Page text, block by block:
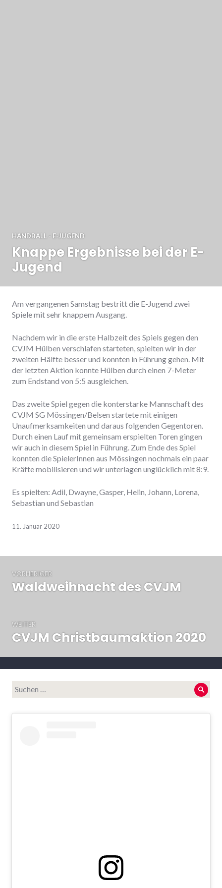
HANDBALL - E-JUGEND
Knappe Ergebnisse bei der E-
Jugend
Am vergangenen Samstag bestritt die E-Jugend zwei
Spiele mit sehr knappem Ausgang.
Nachdem wir in die erste Halbzeit des Spiels gegen den
CVJM Hülben verschlafen starteten, spielten wir in der
zweiten Hälfte besser und konnten in Führung gehen. Mit
der letzten Aktion konnte Hülben durch einen 7-Meter
zum Endstand von 5:5 ausgleichen.
Das zweite Spiel gegen die konterstarke Mannschaft des
CVJM SG Mössingen/Belsen startete mit einigen
Unaufmerksamkeiten und daraus folgenden Gegentoren.
Durch einen Lauf mit gemeinsam erspielten Toren gingen
wir auch in diesem Spiel in Führung. Zum Ende des Spiel
konnten die SpielerInnen aus Mössingen nochmals ein paar
Kräfte mobilisieren und wir unterlagen unglücklich mit 8:9.
Es spielten: Adil, Dwayne, Gasper, Helin, Johann, Lorena,
Sebastian und Sebastian
11. Januar 2020
Navigation
VORHERIGER
Vorheriger
Waldweihnacht des CVJM
WEITER
Nächster
CVJM Christbaumaktion 2020
Suche
nach: